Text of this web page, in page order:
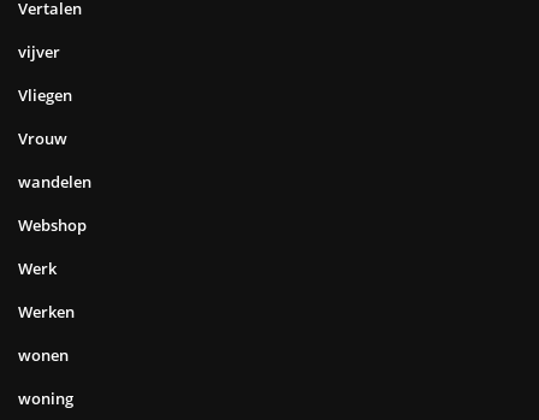
Vertalen
vijver
Vliegen
Vrouw
wandelen
Webshop
Werk
Werken
wonen
woning